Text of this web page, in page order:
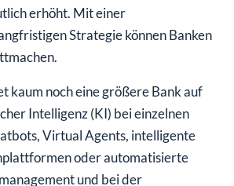
erhöht. Mit einer
Strategie können Banken
kaum noch eine größere Bank auf
Intelligenz (KI) bei einzelnen
Virtual Agents, intelligente
oder automatisierte
und bei der